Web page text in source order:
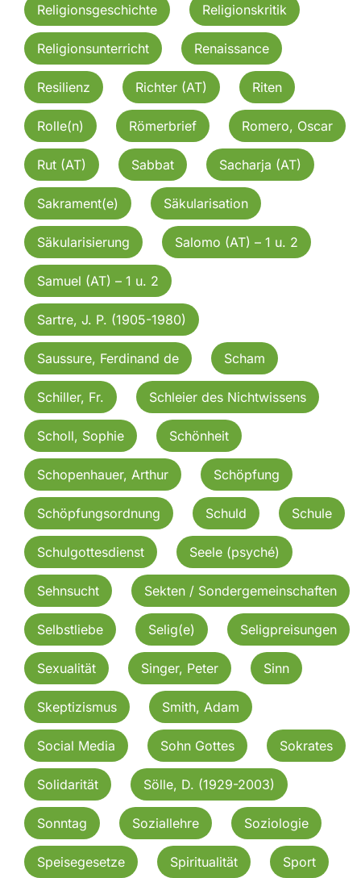
Religionsgeschichte Religionskritik
Religionsunterricht Renaissance
Resilienz Richter (AT) Riten
Rolle(n) Römerbrief Romero, Oscar
Rut (AT) Sabbat Sacharja (AT)
Sakrament(e) Säkularisation
Säkularisierung Salomo (AT) – 1 u. 2
Samuel (AT) – 1 u. 2
Sartre, J. P. (1905-1980)
Saussure, Ferdinand de Scham
Schiller, Fr. Schleier des Nichtwissens
Scholl, Sophie Schönheit
Schopenhauer, Arthur Schöpfung
Schöpfungsordnung Schuld Schule
Schulgottesdienst Seele (psyché)
Sehnsucht Sekten / Sondergemeinschaften
Selbstliebe Selig(e) Seligpreisungen
Sexualität Singer, Peter Sinn
Skeptizismus Smith, Adam
Social Media Sohn Gottes Sokrates
Solidarität Sölle, D. (1929-2003)
Sonntag Soziallehre Soziologie
Speisegesetze Spiritualität Sport